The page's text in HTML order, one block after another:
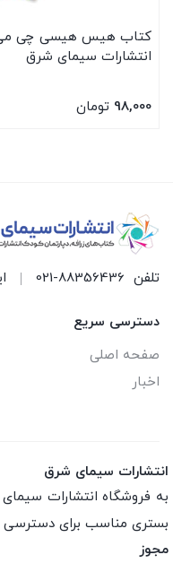
کتاب هیس هیسی چی
انتشارات سیمای شرق
98,000 تومان
تلفن 021-88356436
دسترسی سریع
صفحه اصلی
اخبار
انتشارات سیمای شرق
به فروشگاه انتشارات
بستری مناسب برای دسترسی
مجوز